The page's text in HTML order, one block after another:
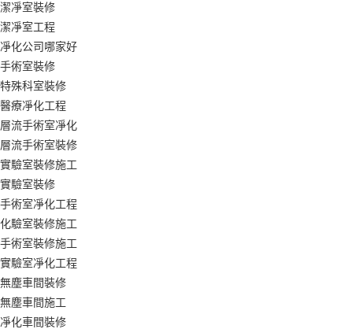
潔凈室裝修
潔凈室工程
凈化公司哪家好
手術室裝修
特殊科室裝修
醫療凈化工程
層流手術室凈化
層流手術室裝修
實驗室裝修施工
實驗室裝修
手術室凈化工程
化驗室裝修施工
手術室裝修施工
實驗室凈化工程
無塵車間裝修
無塵車間施工
凈化車間裝修